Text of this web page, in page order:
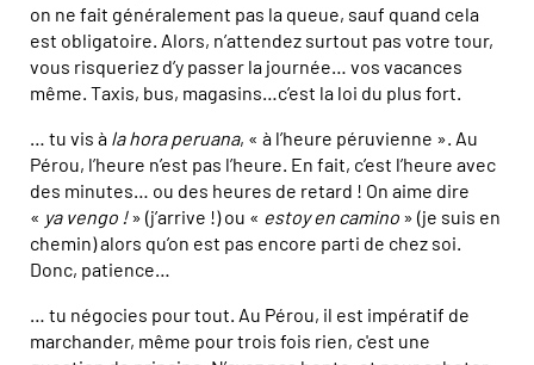
on ne fait généralement pas la queue, sauf quand cela
est obligatoire. Alors, n’attendez surtout pas votre tour,
vous risqueriez d’y passer la journée… vos vacances
même. Taxis, bus, magasins…c’est la loi du plus fort.
… tu vis à la hora peruana, « à l’heure péruvienne ». Au
Pérou, l’heure n’est pas l’heure. En fait, c’est l’heure avec
des minutes… ou des heures de retard ! On aime dire
« ya vengo !» (j’arrive !) ou « estoy en camino » (je suis en
chemin) alors qu’on est pas encore parti de chez soi.
Donc, patience…
… tu négocies pour tout. Au Pérou, il est impératif de
marchander, même pour trois fois rien, c'est une